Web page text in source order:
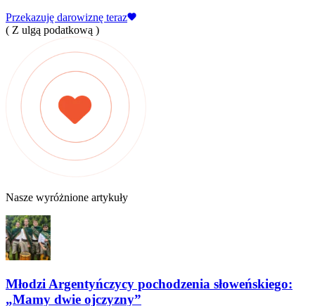
Przekazuję darowiznę teraz
( Z ulgą podatkową )
Nasze wyróżnione artykuły
Młodzi Argentyńczycy pochodzenia słoweńskiego:
„Mamy dwie ojczyzny”